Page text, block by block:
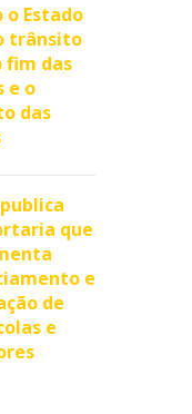
o Estado
trânsito
fim das
e o
das
que
e
de
e